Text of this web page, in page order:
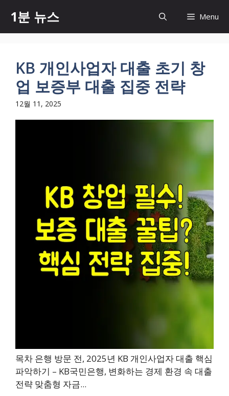
츠
1분 뉴스 Menu
KB 개인사업자 대출 초기 창
업 보증부 대출 집중 전략
12월 11, 2025
목차 은행 방문 전, 2025년 KB 개인사업자 대출 핵심
파악하기 – KB국민은행, 변화하는 경제 환경 속 대출
전략 맞춤형 자금...